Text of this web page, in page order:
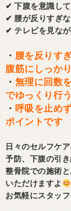
✔ 下腹を意識し
✔ 腰が反りすぎ
✔ テレビを見な
・ 腰を反りす
腹筋にしっか
・ 無理に回数
でゆっくり行
・ 呼吸を止め
ポイントです
日々のセルフケ
予防、下腹の引き
整骨院での施術
いただけますよ
お気軽にスタッ